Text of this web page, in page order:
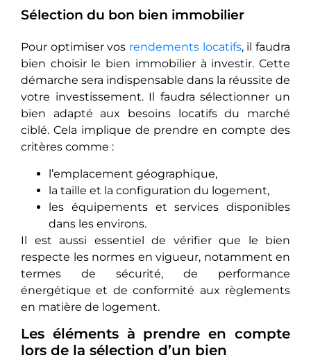
Sélection du bon bien immobilier
Pour optimiser vos rendements locatifs, il faudra
bien choisir le bien immobilier à investir. Cette
démarche sera indispensable dans la réussite de
votre investissement. Il faudra sélectionner un
bien adapté aux besoins locatifs du marché
ciblé. Cela implique de prendre en compte des
critères comme :
l’emplacement géographique,
la taille et la configuration du logement,
les équipements et services disponibles
dans les environs.
Il est aussi essentiel de vérifier que le bien
respecte les normes en vigueur, notamment en
termes de sécurité, de performance
énergétique et de conformité aux règlements
en matière de logement.
Les éléments à prendre en compte
lors de la sélection d’un bien